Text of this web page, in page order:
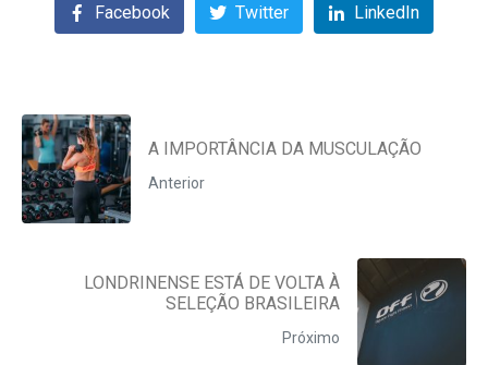
Facebook Twitter LinkedIn
A IMPORTÂNCIA DA MUSCULAÇÃO
Anterior
LONDRINENSE ESTÁ DE VOLTA À
SELEÇÃO BRASILEIRA
Próximo